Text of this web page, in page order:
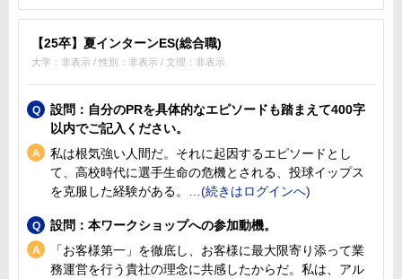
【25卒】夏インターンES(総合職)
大学：非表示 / 性別：非表示 / 文理：非表示
設問：自分のPRを具体的なエピソードも踏まえて400字
以内でご記入ください。
私は根気強い人間だ。それに起因するエピソードとし
て、高校時代に選手生命の危機とされる、投球イップス
を克服した経験がある。
設問：本ワークショップへの参加動機。
「お客様第一」を徹底し、お客様に最大限寄り添って業
務運営を行う貴社の理念に共感したからだ。私は、アル